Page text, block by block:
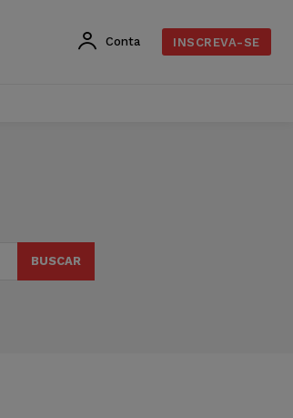
Conta INSCREVA-SE
BUSCAR